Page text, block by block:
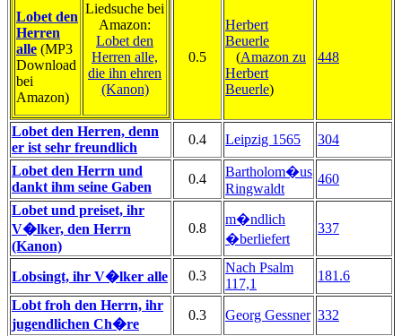
Lobet den
Herren
alle (MP3
Download
bei
Amazon)
Liedsuche bei
Amazon:
Lobet den
Herren alle,
die ihn ehren
(Kanon)
0.5
Herbert
Beuerle
(Amazon zu
Herbert
Beuerle)
448
Lobet den Herren, denn
er ist sehr freundlich
0.4 Leipzig 1565 304
Lobet den Herrn und
dankt ihm seine Gaben
0.4
Bartholom�us
Ringwaldt
460
Lobet und preiset, ihr
V�lker, den Herrn
(Kanon)
0.8
m�ndlich
�berliefert
337
Lobsingt, ihr V�lker alle 0.3
Nach Psalm
117,1
181.6
Lobt froh den Herrn, ihr
jugendlichen Ch�re
0.3 Georg Gessner 332